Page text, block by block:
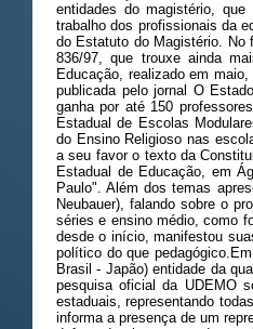
entidades do magistério,
trabalho dos profissionais da
do Estatuto do Magistério. No
836/97, que trouxe ainda
Educação, realizado em
publicada pelo jornal O
ganha por até 150
Estadual de Escolas
do Ensino Religioso nas
a seu favor o texto da
Estadual de Educação, em
Paulo". Além dos temas
Neubauer), falando sobre o
séries e ensino médio, como
desde o início, manifestou
político do que
Brasil - Japão) entidade da
pesquisa oficial da UDEMO
estaduais, representando
informa a presença de um